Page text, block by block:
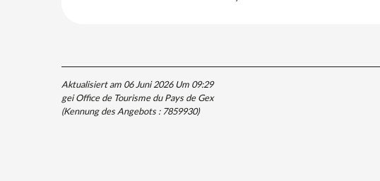
Aktualisiert am 06 Juni 2026 Um 09:29
gei Office de Tourisme du Pays de Gex
(Kennung des Angebots :7859930)